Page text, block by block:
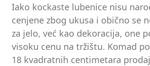
Iako kockaste lubenice nisu
cenjene zbog ukusa i obično se
za jelo, već kao dekoracija, one
visoku cenu na tržištu. Komad
18 kvadratnih centimetara